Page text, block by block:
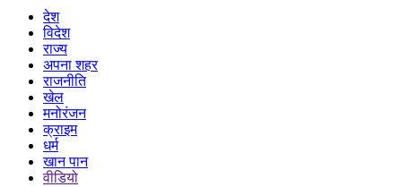
देश
विदेश
राज्य
अपना शहर
राजनीति
खेल
मनोरंजन
क्राइम
धर्म
खान पान
वीडियो